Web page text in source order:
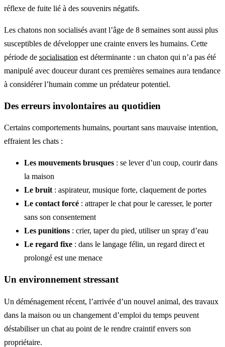
réflexe de fuite lié à des souvenirs négatifs.
Les chatons non socialisés avant l’âge de 8 semaines sont aussi plus
susceptibles de développer une crainte envers les humains. Cette
période de socialisation est déterminante : un chaton qui n’a pas été
manipulé avec douceur durant ces premières semaines aura tendance
à considérer l’humain comme un prédateur potentiel.
Des erreurs involontaires au quotidien
Certains comportements humains, pourtant sans mauvaise intention,
effraient les chats :
Les mouvements brusques : se lever d’un coup, courir dans
la maison
Le bruit: aspirateur, musique forte, claquement de portes
Le contact forcé : attraper le chat pour le caresser, le porter
sans son consentement
Les punitions : crier, taper du pied, utiliser un spray d’eau
Le regard fixe : dans le langage félin, un regard direct et
prolongé est une menace
Un environnement stressant
Un déménagement récent, l’arrivée d’un nouvel animal, des travaux
dans la maison ou un changement d’emploi du temps peuvent
déstabiliser un chat au point de le rendre craintif envers son
propriétaire.